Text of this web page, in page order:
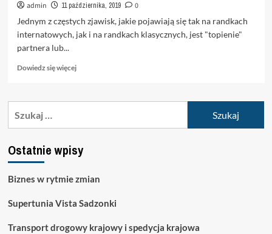
admin 11 października, 2019
0
Jednym z częstych zjawisk, jakie pojawiają się tak na randkach
internatowych, jak i na randkach klasycznych, jest "topienie"
partnera lub...
Dowiedz się więcejDowiedz
o
kiedy
utopimy
w
Ostatnie wpisy
Biznes w rytmie zmian
Supertunia Vista Sadzonki
Transport drogowy krajowy i spedycja krajowa